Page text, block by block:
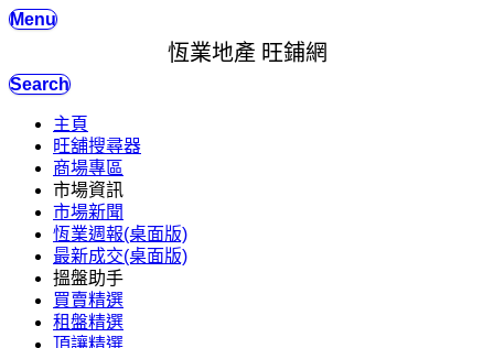
Menu
恆業地產 旺鋪網
Search
主頁
旺舖搜尋器
商場專區
市場資訊
市場新聞
恆業週報(桌面版)
最新成交(桌面版)
搵盤助手
買賣精選
租盤精選
頂讓精選